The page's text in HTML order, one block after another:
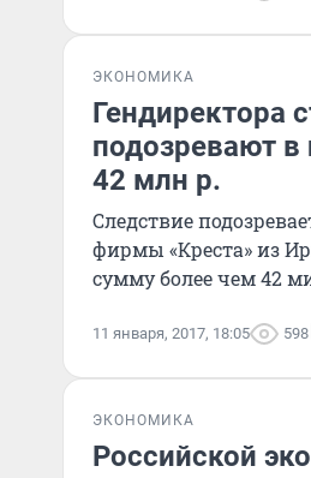
ЭКОНОМИКА
Гендиректора
подозревают в
42 млн р.
Следствие
фирмы «Креста» из
сумму более чем 42
11 января, 2017, 18:05 598
ЭКОНОМИКА
Российской